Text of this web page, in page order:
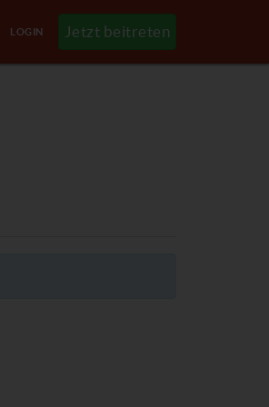
LOGIN Jetzt beitreten